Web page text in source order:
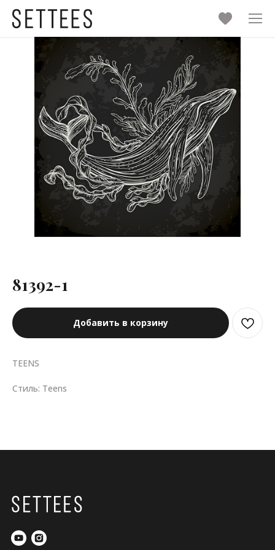
81392-1
Добавить в корзину
TEENS
Стиль: Teens